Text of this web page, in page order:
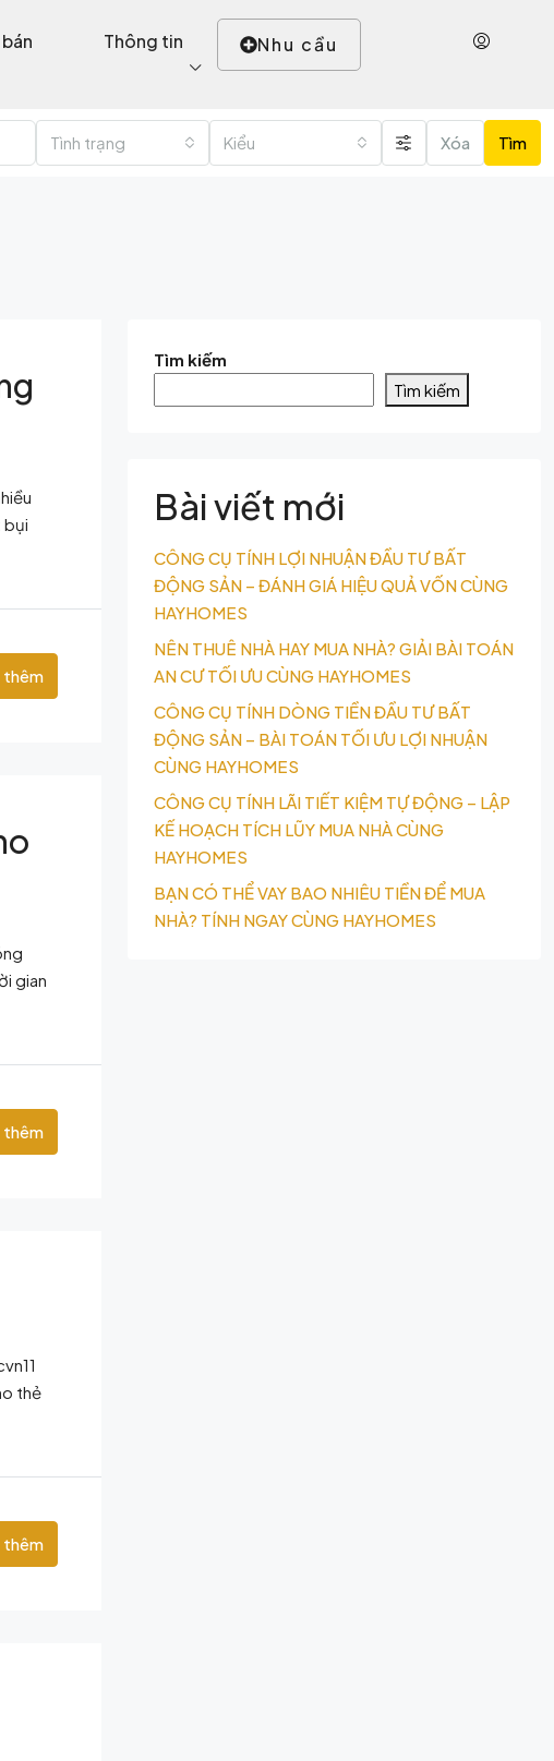
Thông tin Nhu cầu
Tình trạng Kiểu Xóa Tìm
bụi
gian
thẻ
Tìm kiếm
Tìm kiếm
Bài viết mới
CÔNG CỤ TÍNH LỢI NHUẬN ĐẦU TƯ BẤT
ĐỘNG SẢN – ĐÁNH GIÁ HIỆU QUẢ VỐN CÙNG
HAYHOMES
NÊN THUÊ NHÀ HAY MUA NHÀ? GIẢI BÀI TOÁN
AN CƯ TỐI ƯU CÙNG HAYHOMES
CÔNG CỤ TÍNH DÒNG TIỀN ĐẦU TƯ BẤT
ĐỘNG SẢN – BÀI TOÁN TỐI ƯU LỢI NHUẬN
CÙNG HAYHOMES
CÔNG CỤ TÍNH LÃI TIẾT KIỆM TỰ ĐỘNG – LẬP
KẾ HOẠCH TÍCH LŨY MUA NHÀ CÙNG
HAYHOMES
BẠN CÓ THỂ VAY BAO NHIÊU TIỀN ĐỂ MUA
NHÀ? TÍNH NGAY CÙNG HAYHOMES